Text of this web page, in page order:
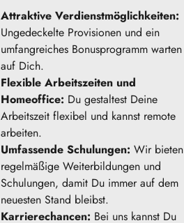
Attraktive Verdienstmöglichkeiten:
Ungedeckelte Provisionen und ein
umfangreiches Bonusprogramm warten
auf Dich.
Flexible Arbeitszeiten und
Homeoffice: Du gestaltest Deine
Arbeitszeit flexibel und kannst remote
arbeiten.
Umfassende Schulungen: Wir bieten
regelmäßige Weiterbildungen und
Schulungen, damit Du immer auf dem
neuesten Stand bleibst.
Karrierechancen: Bei uns kannst Du